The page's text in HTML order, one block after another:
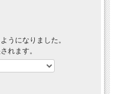
うになりました。
れます。